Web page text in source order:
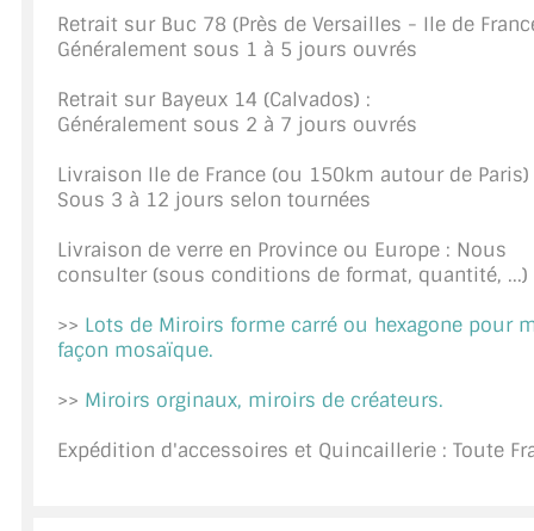
EXEMPLES, RÉALISATIONS, INSPIRATIONS
COMMENT COUPER DU VERRE ?
CONSEILS / AIDE
COMPTE PRO
MON PANIER
DÉCONNEXION
Retrait sur Buc 78 (Près de Versailles - Ile de
Généralement sous 1 à 5 jours ouvrés
Retrait sur Bayeux 14 (Calvados) :
Généralement sous 2 à 7 jours ouvrés
Livraison Ile de France (ou 150km autour de Paris)
Sous 3 à 12 jours selon tournées
Livraison de verre en Province ou Europe : Nous
consulter (sous conditions de format, quantité, ...)
>> Lots de Miroirs forme carré ou hexagone pour
façon mosaïque.
>> Miroirs orginaux, miroirs de créateurs.
Expédition d'accessoires et Quincaillerie : Toute